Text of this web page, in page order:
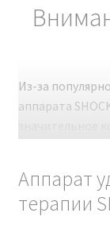
Из-за
аппарата
значительное
заявленными
разочарования
Аппарат
терапии